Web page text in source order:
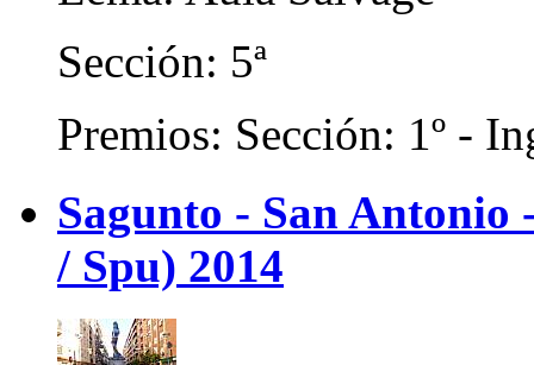
Sección: 5ª
Premios: Sección: 1º -
Sagunto - San
/ Spu) 2014